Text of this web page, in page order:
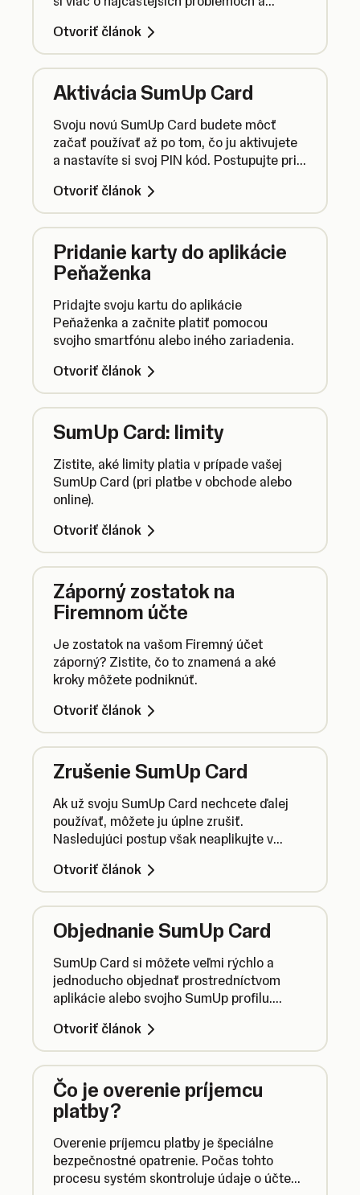
vyriešiť.
Otvoriť článok
Aktivácia SumUp Card
Svoju novú SumUp Card budete môcť
začať používať až po tom, čo ju aktivujete
a nastavíte si svoj PIN kód. Postupujte pri
Otvoriť článok
Pridanie karty do aplikácie
Peňaženka
Pridajte svoju kartu do aplikácie
Peňaženka a začnite platiť pomocou
svojho smartfónu alebo iného zariadenia.
Otvoriť článok
SumUp Card: limity
Zistite, aké limity platia v prípade vašej
SumUp Card (pri platbe v obchode alebo
online).
Otvoriť článok
Záporný zostatok na
Firemnom účte
Je zostatok na vašom Firemný účet
záporný? Zistite, čo to znamená a aké
kroky môžete podniknúť.
Otvoriť článok
Zrušenie SumUp Card
Ak už svoju SumUp Card nechcete ďalej
používať, môžete ju úplne zrušiť.
Nasledujúci postup však neaplikujte v
ju zmraziť (viac informácií o objednaní
novej karty nájdete na konci článku).
Otvoriť článok
Objednanie SumUp Card
SumUp Card si môžete veľmi rýchlo a
jednoducho objednať prostredníctvom
aplikácie alebo svojho SumUp profilu.
Otvoriť článok
Čo je overenie príjemcu
platby?
Overenie príjemcu platby je špeciálne
bezpečnostné opatrenie. Počas tohto
procesu systém skontroluje údaje o účte